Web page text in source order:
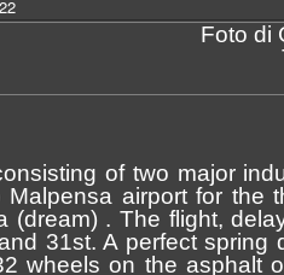
Foto di
of two major
Malpensa airport for
(dream) . The flight,
31st. A perfect
wheels on the asphalt